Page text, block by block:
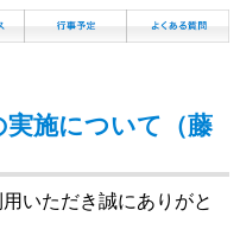
実施について（藤
いただき誠にありがと